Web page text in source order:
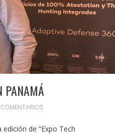
PANAMÁ
de “Expo Tech